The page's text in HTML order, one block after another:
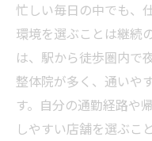
忙しい毎日の中でも、
環境を選ぶことは継続
は、駅から徒歩圏内で
整体院が多く、通いや
す。自分の通勤経路や
しやすい店舗を選ぶこ